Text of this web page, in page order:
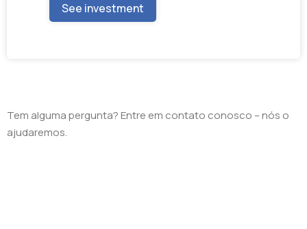
See investment
Tem alguma pergunta? Entre em contato conosco – nós o
ajudaremos.